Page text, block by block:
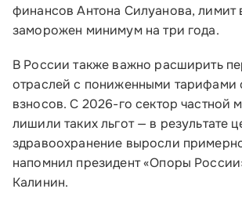
финансов Антона Силуанова, лимит
заморожен минимум на три года.
В России также важно расширить
отраслей с пониженными тарифами
взносов. С 2026-го сектор частной
лишили таких льгот — в результате
здравоохранение выросли
напомнил президент «Опоры
Калинин.